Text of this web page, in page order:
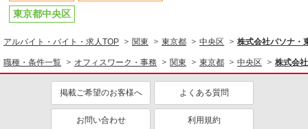
東京都中央区
アルバイト・バイト・求人TOP 関東 東京都 中央区 株式会社パソナ・
職種・条件一覧 オフィスワーク・事務 関東 東京都 中央区 株式会
掲載ご希望のお客様へ よくある質問
お問い合わせ 利用規約